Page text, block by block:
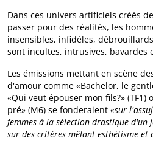
Dans ces univers artificiels créés
passer pour des réalités, les
insensibles, infidèles,
sont incultes, intrusives, bavardes
Les émissions mettant en scène
d'amour comme «Bachelor, le
«Qui veut épouser mon fils?» (TF1)
pré» (M6) se fonderaient «sur
femmes à la sélection drastique d'un
sur des critères mêlant esthétisme et